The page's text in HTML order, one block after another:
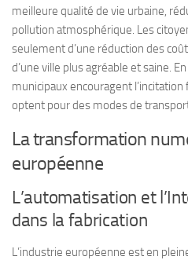
meilleure qualité de vie urbaine,
pollution atmosphérique. Les
seulement d’une réduction des
d’une ville plus agréable et saine.
municipaux encouragent
optent pour des modes de
La transformation
européenne
L’automatisation et
dans la fabrication
L’industrie européenne est en